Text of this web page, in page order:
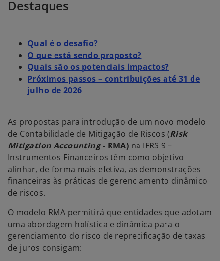
Destaques
Qual é o desafio?
O que está sendo proposto?
Quais são os potenciais impactos?
Próximos passos – contribuições até 31 de
julho de 2026
As propostas para introdução de um novo modelo
de Contabilidade de Mitigação de Riscos (Risk
Mitigation Accounting- RMA) na IFRS 9 –
Instrumentos Financeiros têm como objetivo
alinhar, de forma mais efetiva, as demonstrações
financeiras às práticas de gerenciamento dinâmico
de riscos.
O modelo RMA permitirá que entidades que adotam
uma abordagem holística e dinâmica para o
gerenciamento do risco de reprecificação de taxas
de juros consigam: